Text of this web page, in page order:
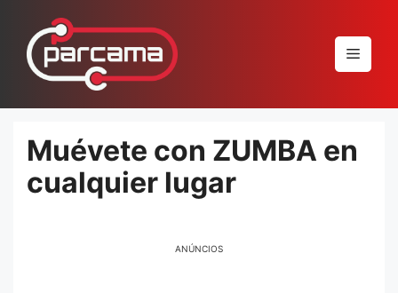
conteúdo
Menu
Muévete con ZUMBA en
cualquier lugar
ANÚNCIOS